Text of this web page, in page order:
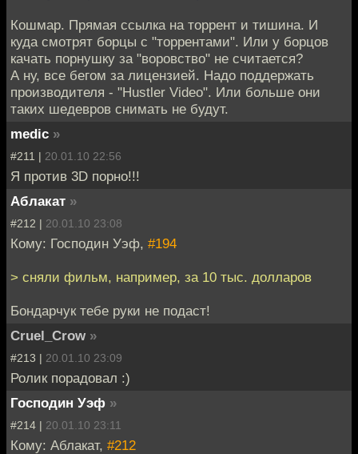
Кошмар. Прямая ссылка на торрент и тишина. И
куда смотрят борцы с "торрентами". Или у борцов
качать порнушку за "воровство" не считается?
А ну, все бегом за лицензией. Надо поддержать
производителя - "Hustler Video". Или больше они
таких шедевров снимать не будут.
medic »
#211 | 20.01.10 22:56
Я против 3D порно!!!
Аблакат »
#212 | 20.01.10 23:08
Кому: Господин Уэф, #194
> сняли фильм, например, за 10 тыс. долларов
Бондарчук тебе руки не подаст!
Cruel_Crow »
#213 | 20.01.10 23:09
Ролик порадовал :)
Господин Уэф »
#214 | 20.01.10 23:11
Кому: Аблакат, #212